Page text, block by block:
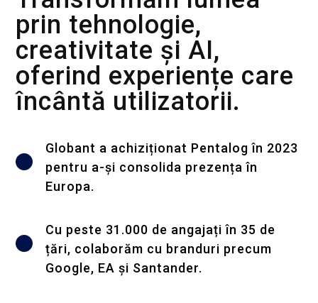
prin tehnologie,
creativitate și AI,
oferind experiențe care
încântă utilizatorii.
Globant a achiziționat Pentalog în 2023
pentru a-și consolida prezența în
Europa.
Cu peste 31.000 de angajați în 35 de
țări, colaborăm cu branduri precum
Google, EA și Santander.